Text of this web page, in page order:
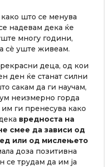
што се менува
надевам дека ќе
многу години,
сè уште живеам.
деца, од кои
ден ќе станат силни
сакам да ги научам,
неизмерно горда
ги пренесува како
вредноста на
смее да зависи од
или од мислењето
доза позитивна
се трудам да им ја